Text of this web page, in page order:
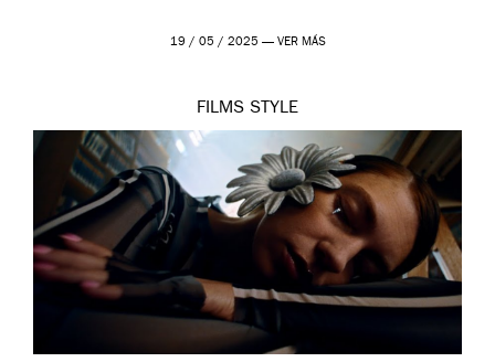
19 / 05 / 2025 — VER MÁS
FILMS STYLE